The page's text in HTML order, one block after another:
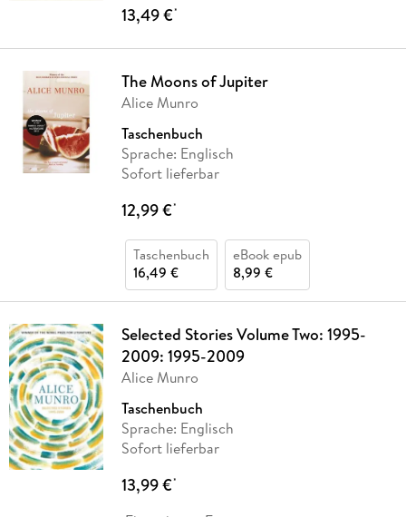
13,49 €*
The Moons of Jupiter
Alice Munro
Taschenbuch
Sprache: Englisch
Sofort lieferbar
12,99 €*
Taschenbuch
16,49 €
eBook epub
8,99 €
Selected Stories Volume Two: 1995-
2009: 1995-2009
Alice Munro
Taschenbuch
Sprache: Englisch
Sofort lieferbar
13,99 €*